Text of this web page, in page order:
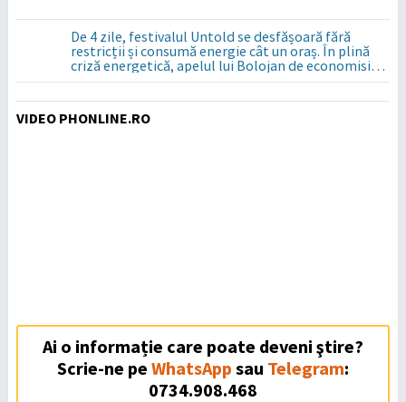
De 4 zile, festivalul Untold se desfășoară fără
restricții și consumă energie cât un oraș. În plină
criză energetică, apelul lui Bolojan de economisire
a energiei nu s-a auzit la Cluj, în orașul condus de
VIDEO PHONLINE.RO
Ai o informație care poate deveni ştire?
Scrie-ne pe WhatsApp sau Telegram:
0734.908.468